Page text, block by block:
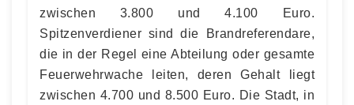
zwischen 3.800 und 4.100 Euro.
Spitzenverdiener sind die Brandreferendare,
die in der Regel eine Abteilung oder gesamte
Feuerwehrwache leiten, deren Gehalt liegt
zwischen 4.700 und 8.500 Euro. Die Stadt, in